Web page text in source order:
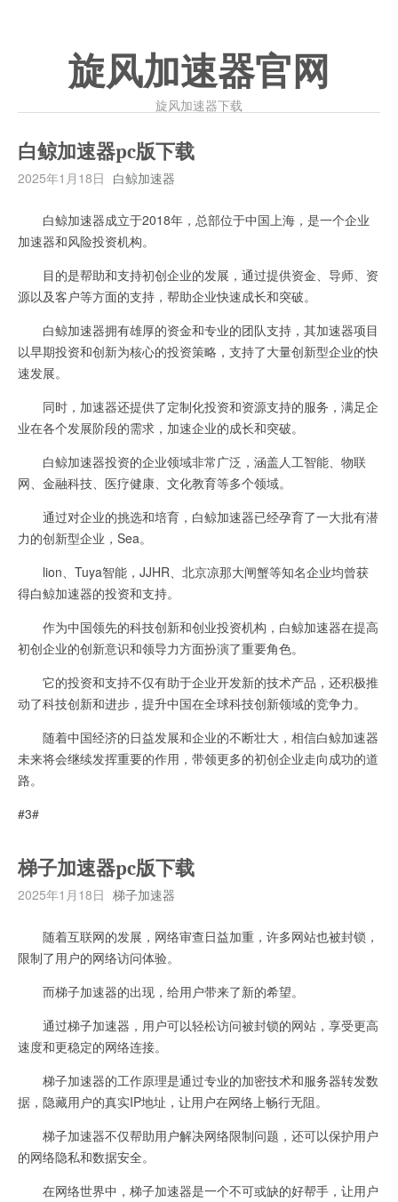
旋风加速器官网
旋风加速器下载
白鲸加速器pc版下载
2025年1月18日 白鲸加速器
白鲸加速器成立于2018年，总部位于中国上海，是一个企业
加速器和风险投资机构。
目的是帮助和支持初创企业的发展，通过提供资金、导师、资
源以及客户等方面的支持，帮助企业快速成长和突破。
白鲸加速器拥有雄厚的资金和专业的团队支持，其加速器项目
以早期投资和创新为核心的投资策略，支持了大量创新型企业的快
速发展。
同时，加速器还提供了定制化投资和资源支持的服务，满足企
业在各个发展阶段的需求，加速企业的成长和突破。
白鲸加速器投资的企业领域非常广泛，涵盖人工智能、物联
网、金融科技、医疗健康、文化教育等多个领域。
通过对企业的挑选和培育，白鲸加速器已经孕育了一大批有潜
力的创新型企业，Sea。
lion、Tuya智能，JJHR、北京凉那大闸蟹等知名企业均曾获
得白鲸加速器的投资和支持。
作为中国领先的科技创新和创业投资机构，白鲸加速器在提高
初创企业的创新意识和领导力方面扮演了重要角色。
它的投资和支持不仅有助于企业开发新的技术产品，还积极推
动了科技创新和进步，提升中国在全球科技创新领域的竞争力。
随着中国经济的日益发展和企业的不断壮大，相信白鲸加速器
未来将会继续发挥重要的作用，带领更多的初创企业走向成功的道
路。
#3#
梯子加速器pc版下载
2025年1月18日 梯子加速器
随着互联网的发展，网络审查日益加重，许多网站也被封锁，
限制了用户的网络访问体验。
而梯子加速器的出现，给用户带来了新的希望。
通过梯子加速器，用户可以轻松访问被封锁的网站，享受更高
速度和更稳定的网络连接。
梯子加速器的工作原理是通过专业的加密技术和服务器转发数
据，隐藏用户的真实IP地址，让用户在网络上畅行无阻。
梯子加速器不仅帮助用户解决网络限制问题，还可以保护用户
的网络隐私和数据安全。
在网络世界中，梯子加速器是一个不可或缺的好帮手，让用户